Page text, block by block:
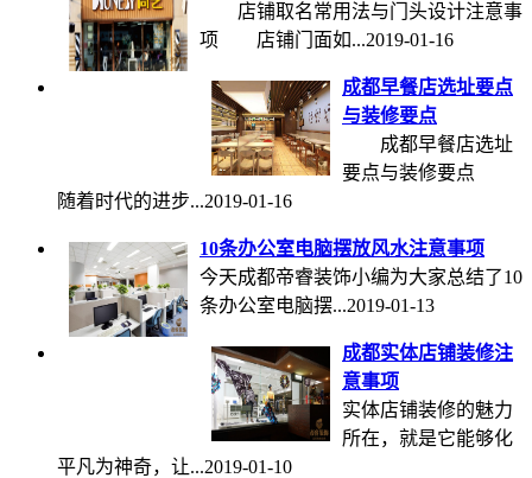
店铺取名常用法与门头设计注意事
项 店铺门面如...2019-01-16
成都早餐店选址要点
与装修要点
成都早餐店选址
要点与装修要点
随着时代的进步...2019-01-16
10条办公室电脑摆放风水注意事项
今天成都帝睿装饰小编为大家总结了10
条办公室电脑摆...2019-01-13
成都实体店铺装修注
意事项
实体店铺装修的魅力
所在，就是它能够化
平凡为神奇，让...2019-01-10